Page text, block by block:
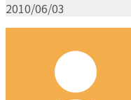
2010/06/03